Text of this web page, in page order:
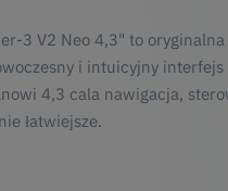
3 V2 Neo 4,3" to oryginalna
i intuicyjny
4,3 cala nawigacja,
łatwiejsze.